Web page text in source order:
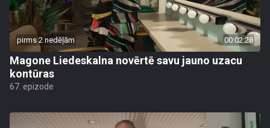
pirms 2 nedēļām 00:02:28
Magone Liedeskalna novērtē savu jauno uzacu
kontūras
67. epizode